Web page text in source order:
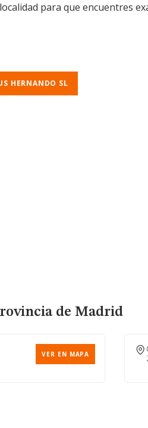
para que encuentres
HERNANDO SL
de Madrid
VER EN MAPA